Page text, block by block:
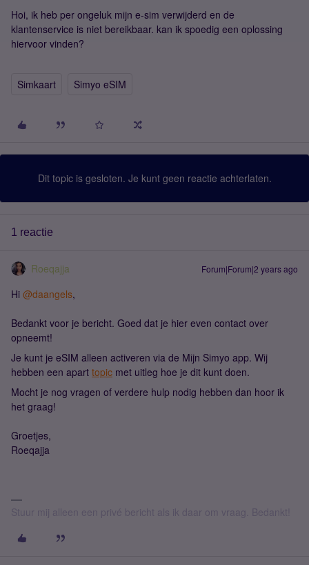
Hoi, ik heb per ongeluk mijn e-sim verwijderd en de
klantenservice is niet bereikbaar. kan ik spoedig een oplossing
hiervoor vinden?
Simkaart Simyo eSIM
Dit topic is gesloten. Je kunt geen reactie achterlaten.
1 reactie
Roeqajja Forum|Forum|2 years ago
Hi @daangels,
Bedankt voor je bericht. Goed dat je hier even contact over
opneemt!
Je kunt je eSIM alleen activeren via de Mijn Simyo app. Wij
hebben een apart topic met uitleg hoe je dit kunt doen.
Mocht je nog vragen of verdere hulp nodig hebben dan hoor ik
het graag!
Groetjes,
Roeqajja
Stuur mij alleen een privé bericht als ik daar om vraag. Bedankt!